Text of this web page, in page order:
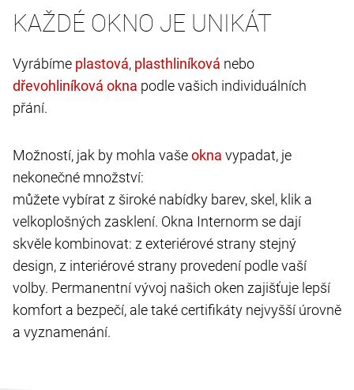
KAŽDÉ OKNO JE UNIKÁT
Vyrábíme ,
nebo
podle vašich individuálních
přání.
Možností, jak by mohla vaše
vypadat, je
nekonečné množství:
můžete vybírat z široké nabídky barev, skel, klik a
velkoplošných zasklení. Okna Internorm se dají
skvěle kombinovat: z exteriérové strany stejný
design, z interiérové strany provedení podle vaší
volby. Permanentní vývoj našich oken zajišťuje lepší
komfort a bezpečí, ale také certifikáty nejvyšší úrovně
a vyznamenání.